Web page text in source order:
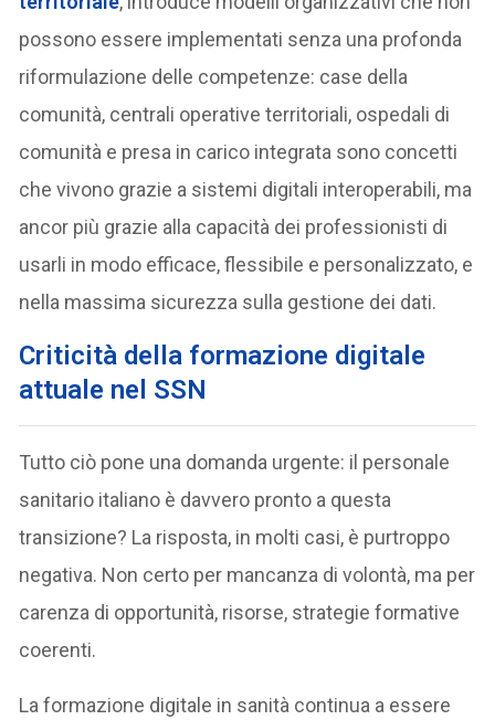
possono essere implementati senza una profonda
riformulazione delle competenze: case della
comunità, centrali operative territoriali, ospedali di
comunità e presa in carico integrata sono concetti
che vivono grazie a sistemi digitali interoperabili, ma
ancor più grazie alla capacità dei professionisti di
usarli in modo efficace, flessibile e personalizzato, e
nella massima sicurezza sulla gestione dei dati.
Criticità della formazione digitale
attuale nel SSN
Tutto ciò pone una domanda urgente: il personale
sanitario italiano è davvero pronto a questa
transizione? La risposta, in molti casi, è purtroppo
negativa. Non certo per mancanza di volontà, ma per
carenza di opportunità, risorse, strategie formative
coerenti.
La formazione digitale in sanità continua a essere